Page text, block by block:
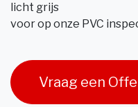
licht grijs
voor op onze PVC
Vraag een